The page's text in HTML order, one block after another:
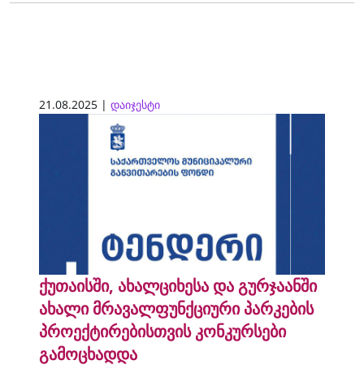
21.08.2025 | დაიჯესტი
ქუთაისში, ახალციხესა და გურჯაანში
ახალი მრავალფუნქციური პარკების
პროექტირებისთვის კონკურსები
გამოცხადდა